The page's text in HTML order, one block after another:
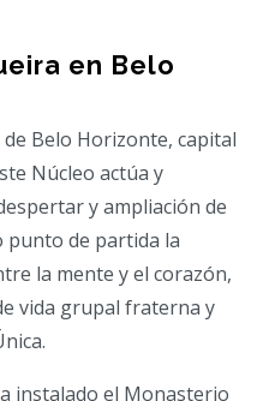
en Belo
Belo Horizonte, capital
Núcleo actúa y
y ampliación de
punto de partida la
la mente y el corazón,
vida grupal fraterna y
instalado el Monasterio